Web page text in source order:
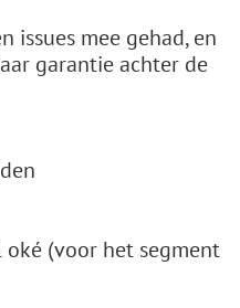
issues mee gehad, en
garantie achter de
(voor het segment